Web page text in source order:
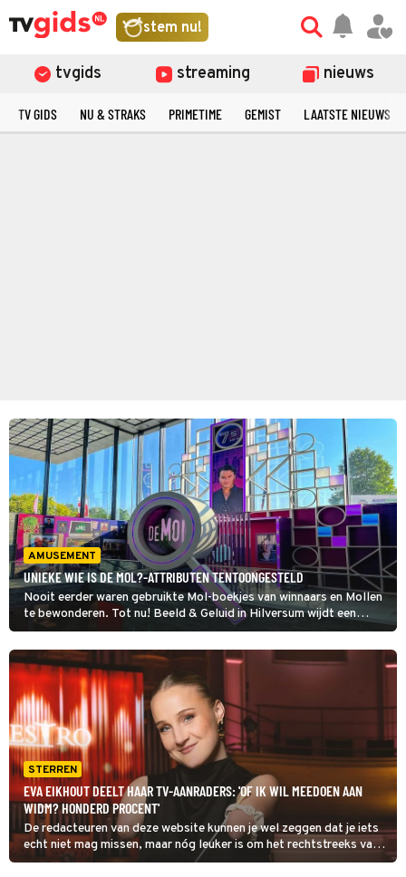
stem nu!
tvgids streaming nieuws
TV GIDS NU & STRAKS PRIMETIME GEMIST LAATSTE NIEUWS
AMUSEMENT
UNIEKE WIE IS DE MOL?-ATTRIBUTEN TENTOONGESTELD
Nooit eerder waren gebruikte Mol-boekjes van winnaars en Mollen
te bewonderen. Tot nu! Beeld & Geluid in Hilversum wijdt een
tentoonstelling aan attributen uit het programma Wie is de Mol?.
STERREN
EVA EIKHOUT DEELT HAAR TV-AANRADERS: 'OF IK WIL MEEDOEN AAN
WIDM? HONDERD PROCENT'
De redacteuren van deze website kunnen je wel zeggen dat je iets
echt niet mag missen, maar nóg leuker is om het rechtstreeks van
de tv-sterren zelf te horen. Vandaag is Eva Eikhout aan de beurt.